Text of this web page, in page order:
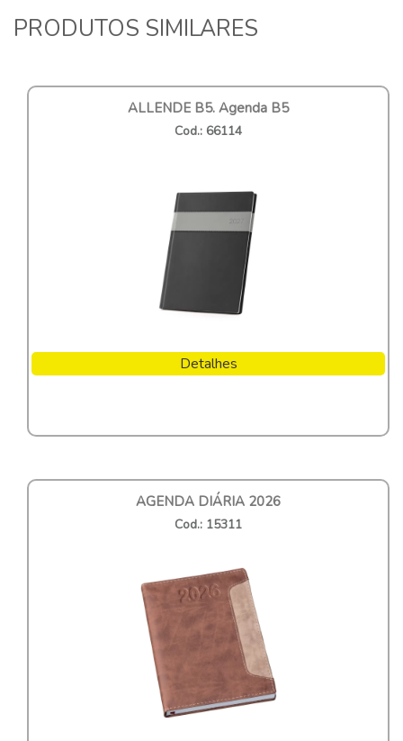
PRODUTOS SIMILARES
ALLENDE B5. Agenda B5
Cod.: 66114
Detalhes
AGENDA DIÁRIA 2026
Cod.: 15311